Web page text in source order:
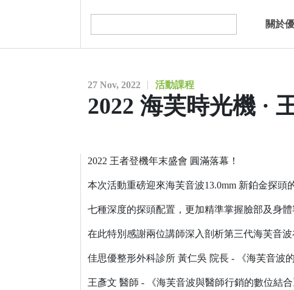
關於
27 Nov, 2022 活動課程
2022 海芙時光機 ·
2022 王者登機年末盛會 圓滿落幕！
本次活動重磅迎來海芙音波13.0mm 新鉑金探
七種深度的探頭配置，更加精準掌握臉部及身體
在此特別感謝兩位講師深入剖析第三代海芙音波
佳思優整形外科診所 黃仁吳 院長 - 《海芙音波
王彥文 醫師 - 《海芙音波與醫師行銷的數位結合